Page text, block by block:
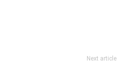
Next article